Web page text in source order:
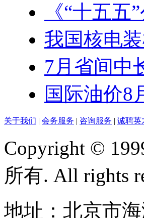
《“十五
我国核电
7月省间中
国际油价8
关于我们 | 会务服务 | 咨询服务 | 诚聘英
Copyright ©
所有. All rights
地址：北京市